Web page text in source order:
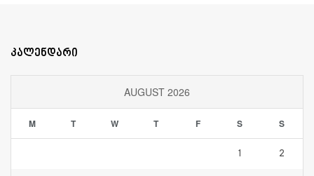
კალენდარი
AUGUST 2026
M T W T F S S
1 2